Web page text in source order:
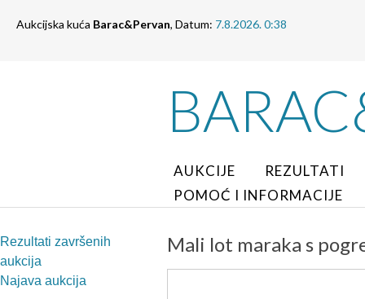
Aukcijska kuća Barac&Pervan, Datum: 7.8.2026. 0:38
AUKCIJE
REZULTATI
POMOĆ I INFORMACIJE
Rezultati završenih
aukcija
Najava aukcija
Mali lot maraka s